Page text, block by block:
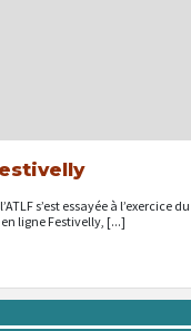
s’est essayée à l’exercice
ligne Festivelly, [...]